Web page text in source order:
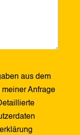
aus dem
Anfrage